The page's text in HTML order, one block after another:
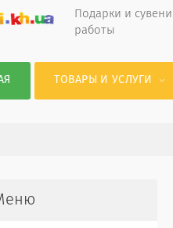
Подарки и
работы
ТОВАРЫ И УСЛУГИ